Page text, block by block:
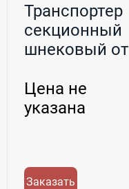
Транспортер
секционный
шнековый от
про...
Цена не
указана
Заказать